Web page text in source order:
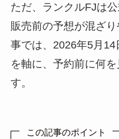
ただ、ランクルFJは
販売前の予想が混ざ
事では、2026年5月
を軸に、予約前に何
す。
この記事のポイント